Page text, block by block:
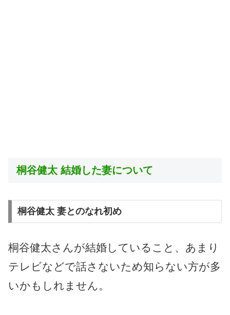
桐谷健太 結婚した妻について
桐谷健太 妻とのなれ初め
桐谷健太さんが結婚していること、あまり
テレビなどで話さないため知らない方が多
いかもしれません。